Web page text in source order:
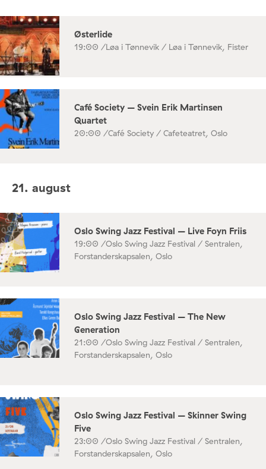
Østerlide
19:00 /Løa i Tønnevik / Løa i Tønnevik, Fister
Café Society – Svein Erik Martinsen
Quartet
20:00 /Café Society / Cafeteatret, Oslo
21. august
Oslo Swing Jazz Festival – Live Foyn Friis
19:00 /Oslo Swing Jazz Festival / Sentralen,
Forstanderskapsalen, Oslo
Oslo Swing Jazz Festival – The New
Generation
21:00 /Oslo Swing Jazz Festival / Sentralen,
Forstanderskapsalen, Oslo
Oslo Swing Jazz Festival – Skinner Swing
Five
23:00 /Oslo Swing Jazz Festival / Sentralen,
Forstanderskapsalen, Oslo